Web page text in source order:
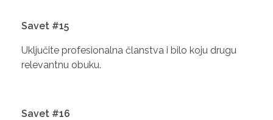
Savet #15
Uključite profesionalna članstva i bilo koju drugu
relevantnu obuku.
Savet #16